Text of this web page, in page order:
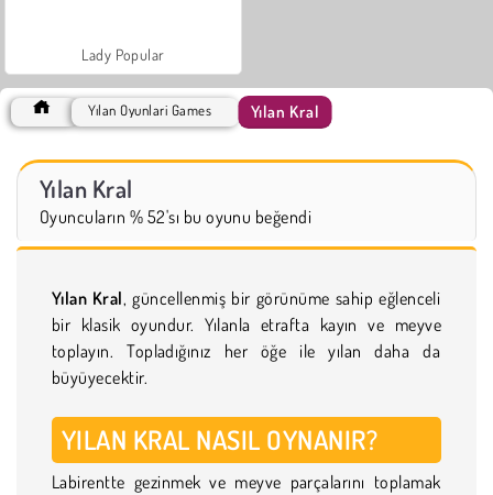
Lady Popular
Yılan Oyunlari Games Yılan Kral
Yılan Kral
Oyuncuların % 52'sı bu oyunu beğendi
Yılan Kral, güncellenmiş bir görünüme sahip eğlenceli
bir klasik oyundur. Yılanla etrafta kayın ve meyve
toplayın. Topladığınız her öğe ile yılan daha da
büyüyecektir.
YILAN KRAL NASIL OYNANIR?
Labirentte gezinmek ve meyve parçalarını toplamak